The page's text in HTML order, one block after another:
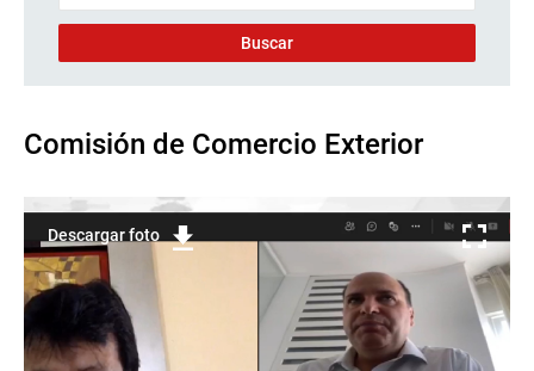
Comisión de Comercio Exterior
Descargar foto